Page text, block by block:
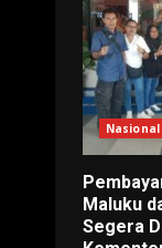
Nasional
Maluku
Segera